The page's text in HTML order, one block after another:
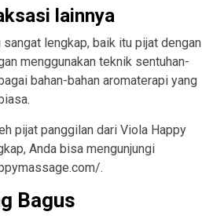
lainnya
lengkap, baik itu pijat dengan
menggunakan teknik sentuhan-
bahan-bahan aromaterapi yang
pijat panggilan dari Viola Happy
Anda bisa mengunjungi
.
Bagus